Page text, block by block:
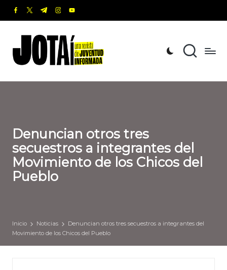
Saltar
contenido
facebook.com
twitter.com
t.me instagram.com
youtube.com
o
t
revista
de
Informada
Denuncian otros tres
secuestros a integrantes del
Movimiento de los Chicos del
Pueblo
Inicio Noticias
Denuncian otros tres secuestros a integrantes del
Movimiento de los Chicos del Pueblo